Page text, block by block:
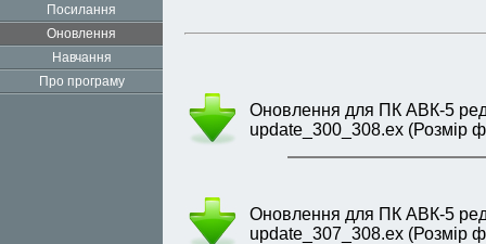
Посилання
Оновлення
Навчання
Про програму
Оновлення для ПК АВК-5
update_300_308.ex (Розмір
Оновлення для ПК АВК-5
update_307_308.ex (Розмір